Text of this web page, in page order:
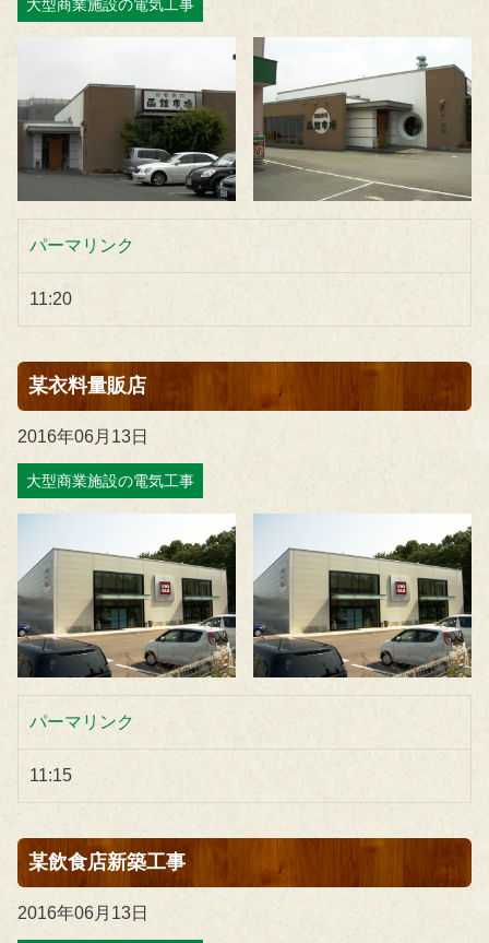
大型商業施設の電気工事
パーマリンク
11:20
某衣料量販店
2016年06月13日
大型商業施設の電気工事
パーマリンク
11:15
某飲食店新築工事
2016年06月13日